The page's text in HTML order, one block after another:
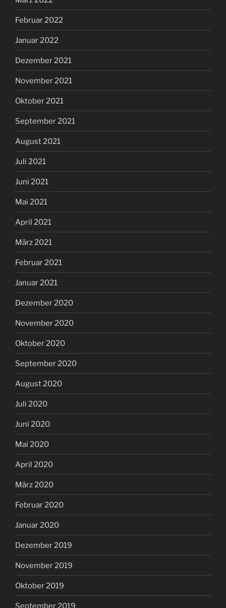
Februar 2022
Januar 2022
Dezember 2021
November 2021
Oktober 2021
September 2021
August 2021
Juli 2021
Juni 2021
Mai 2021
April 2021
März 2021
Februar 2021
Januar 2021
Dezember 2020
November 2020
Oktober 2020
September 2020
August 2020
Juli 2020
Juni 2020
Mai 2020
April 2020
März 2020
Februar 2020
Januar 2020
Dezember 2019
November 2019
Oktober 2019
September 2019